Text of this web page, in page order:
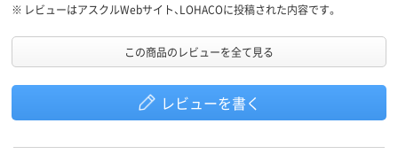
※ レビューはアスクルWebサイト、LOHACOに投稿された内容です。
この商品のレビューを全て見る
レビューを書く